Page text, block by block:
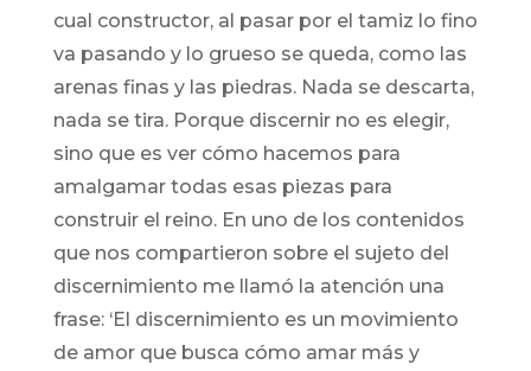
cual constructor, al pasar por el tamiz lo fino
va pasando y lo grueso se queda, como las
arenas finas y las piedras. Nada se descarta,
nada se tira. Porque discernir no es elegir,
sino que es ver cómo hacemos para
amalgamar todas esas piezas para
construir el reino. En uno de los contenidos
que nos compartieron sobre el sujeto del
discernimiento me llamó la atención una
frase: ‘El discernimiento es un movimiento
de amor que busca cómo amar más y